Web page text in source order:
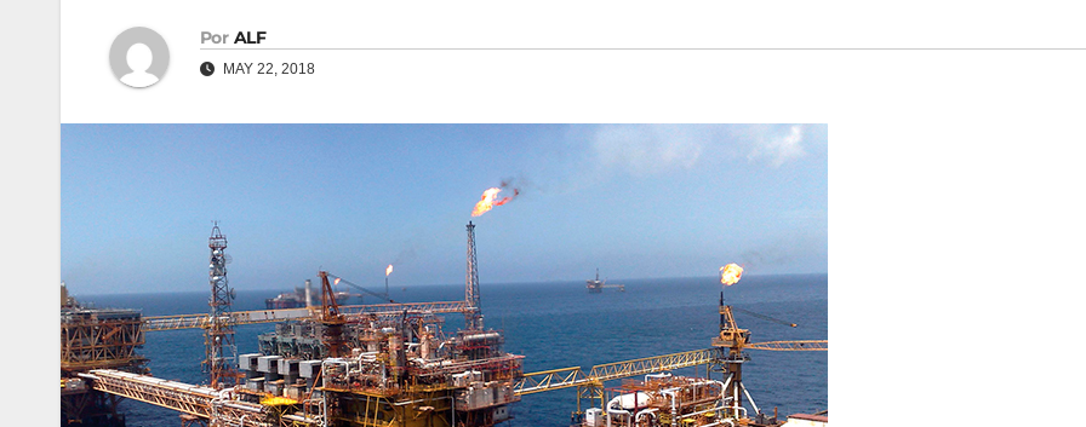
Por ALF
MAY 22, 2018